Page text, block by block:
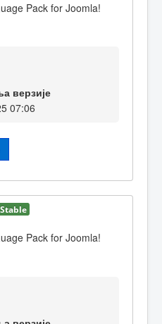
Pack for Joomla!
верзије
07:06
Stable
Pack for Joomla!